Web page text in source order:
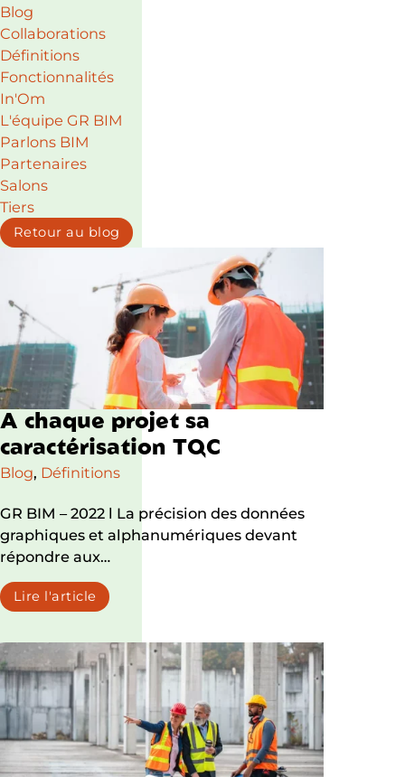
Blog
Collaborations
Définitions
Fonctionnalités
In'Om
L'équipe GR BIM
Parlons BIM
Partenaires
Salons
Tiers
Retour au blog
A c haque projet sa
caractérisation TQC
Blog, Définitions
GR BIM – 2022 l La précision des données
graphiques et alphanumériques devant
répondre aux…
Lire l'article